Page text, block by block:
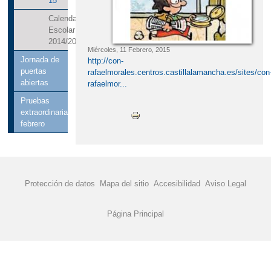
Calendario
Escolar
2014/2015
Jornada de
puertas
abiertas
Pruebas
extraordinarias
febrero
Miércoles, 11 Febrero, 2015
http://con-
rafaelmorales.centros.castillalamancha.es/sites/
rafaelmor...
Protección de datos Mapa del sitio Accesibilidad Aviso Legal
Página Principal